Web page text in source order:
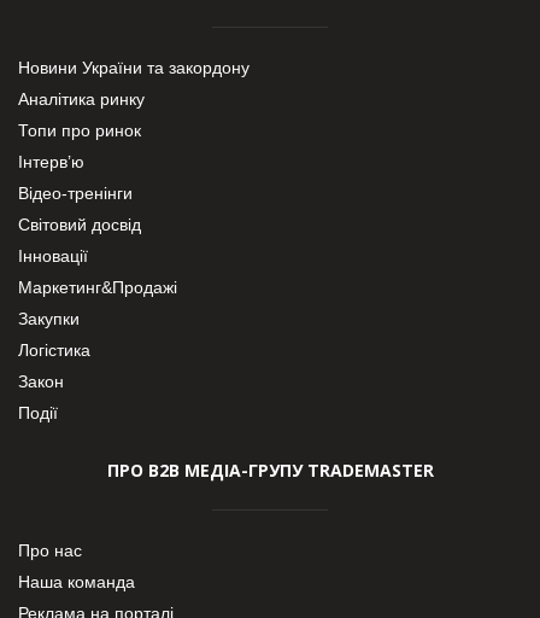
Новини України та закордону
Аналітика ринку
Топи про ринок
Інтерв’ю
Відео-тренінги
Світовий досвід
Інновації
Маркетинг&Продажі
Закупки
Логістика
Закон
Події
ПРО В2В МЕДІА-ГРУПУ TRADEMASTER
Про нас
Наша команда
Реклама на порталі